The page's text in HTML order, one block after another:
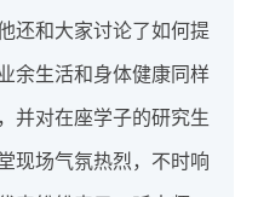
还和大家讨论了如何提
余生活和身体健康同样
并对在座学子的研究生
现场气氛热烈，不时响